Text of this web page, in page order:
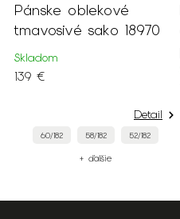
Pánske oblekové
tmavosivé sako 18970
Skladom
139 €
Detail
60/182 58/182 52/182
+ ďalšie